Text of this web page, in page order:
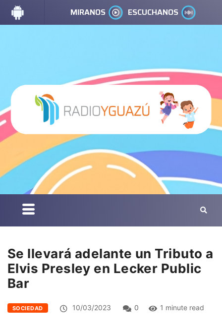
MIRANOS ESCUCHANOS
Se llevará adelante un Tributo a
Elvis Presley en Lecker Public
Bar
SOCIEDAD 10/03/2023 0 1 minute read